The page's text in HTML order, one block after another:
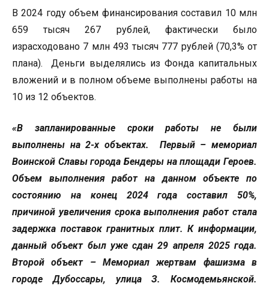
В 2024 году объем финансирования составил 10 млн
659 тысяч 267 рублей, фактически было
израсходовано 7 млн 493 тысяч 777 рублей (70,3% от
плана). Деньги выделялись из Фонда капитальных
вложений и в полном объеме выполнены работы на
10 из 12 объектов.
«В запланированные сроки работы не были
выполнены на 2-х объектах. Первый – мемориал
Воинской Славы города Бендеры на площади Героев.
Объем выполнения работ на данном объекте по
состоянию на конец 2024 года составил 50%,
причиной увеличения срока выполнения работ стала
задержка поставок гранитных плит. К информации,
данный объект был уже сдан 29 апреля 2025 года.
Второй объект – Мемориал жертвам фашизма в
городе Дубоссары, улица З. Космодемьянской.